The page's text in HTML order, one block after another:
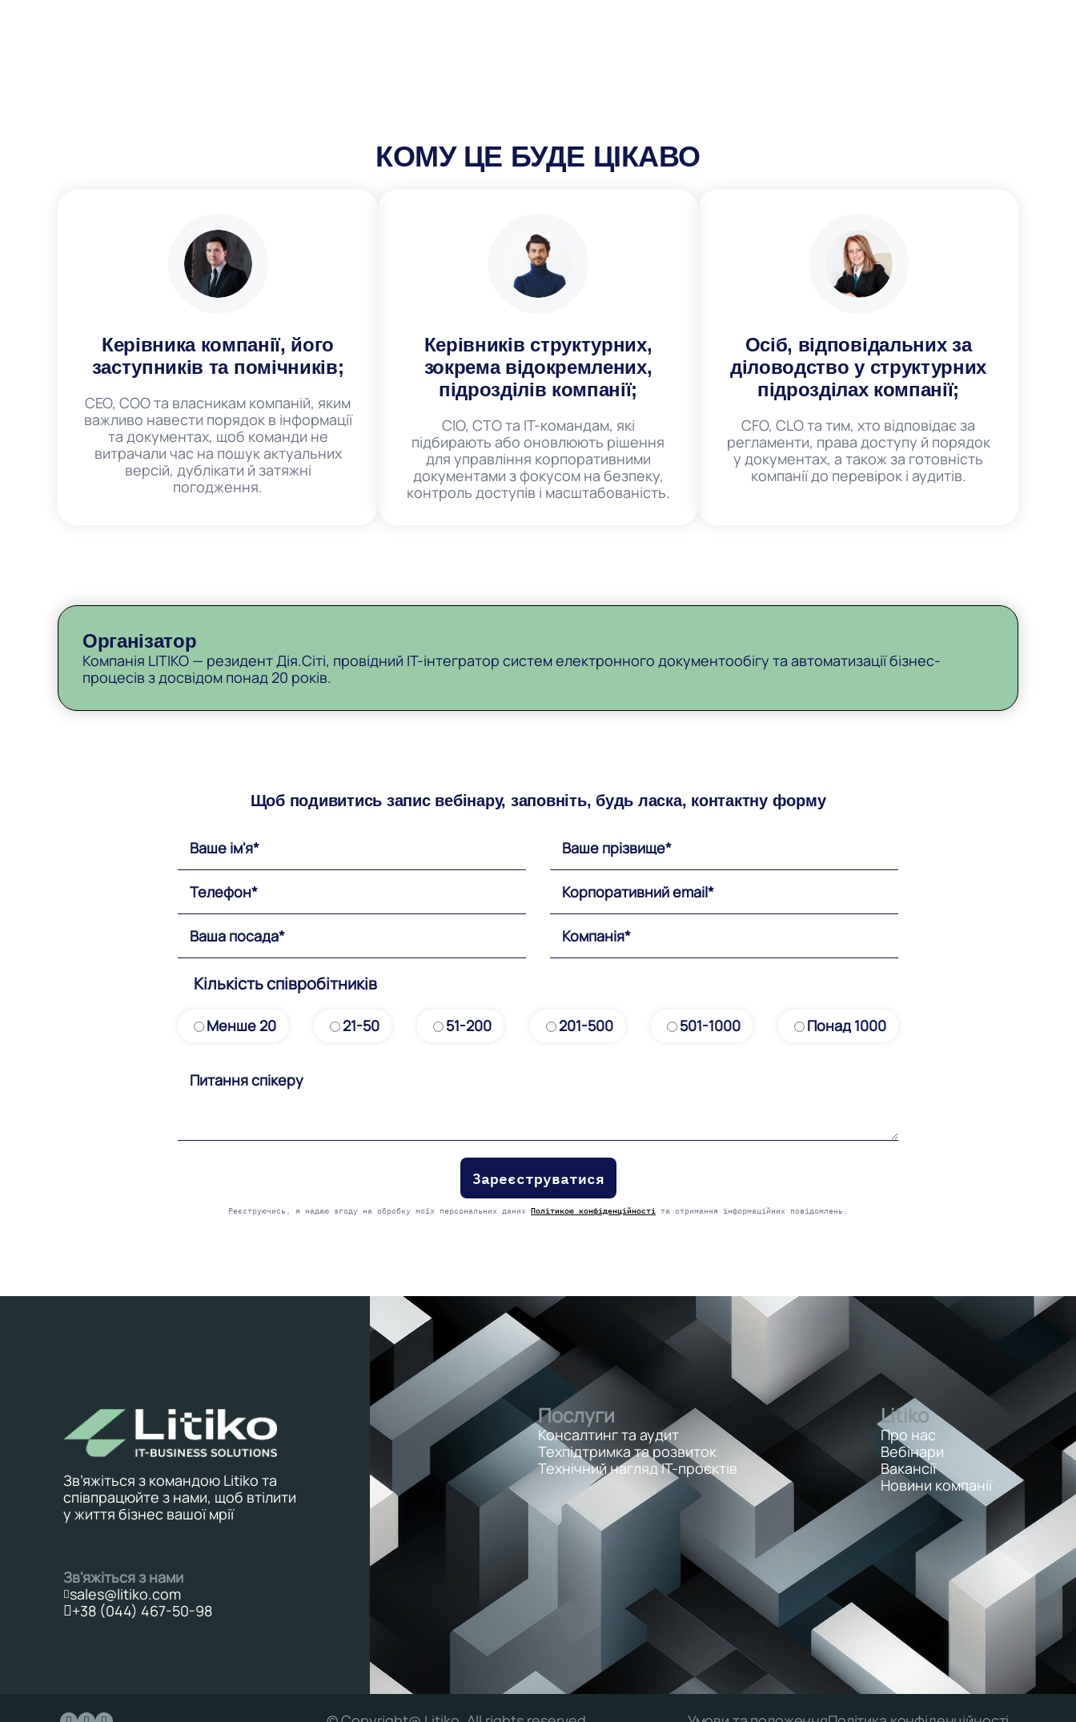
КОМУ ЦЕ БУДЕ ЦІКАВО
Керівника компанії, його
заступників та помічників;
CEO, COO та власникам компаній, яким
важливо навести порядок в інформації
та документах, щоб команди не
витрачали час на пошук актуальних
версій, дублікати й затяжні
погодження.
Керівників структурних,
зокрема відокремлених,
підрозділів компанії;
CIO, CTO та ІТ-командам, які
підбирають або оновлюють рішення
для управління корпоративними
документами з фокусом на безпеку,
контроль доступів і масштабованість.
Осіб, відповідальних за
діловодство у структурних
підрозділах компанії;
CFO, CLO та тим, хто відповідає за
регламенти, права доступу й порядок
у документах, а також за готовність
компанії до перевірок і аудитів.
Організатор
Компанія LITIKO — резидент Дія.Сіті, провідний ІТ-інтегратор систем електронного документообігу та автоматизації бізнес-
процесів з досвідом понад 20 років.
Щоб подивитись запис вебінару, заповніть, будь ласка, контактну форму
Кількість співробітників
Менше 20 21-50 51-200 201-500 501-1000 Понад 1000
Реєструючись, я надаю згоду на обробку моїх персональних даних Політикою конфіденційності та отримання інформаційних повідомлень.
Зв’яжіться з командою Litiko та
співпрацюйте з нами, щоб втілити
у життя бізнес вашої мрії
Зв'яжіться з нами
sales@litiko.com
+38 (044) 467-50-98
Послуги
Консалтинг та аудит
Техпідтримка та розвиток
Технічний нагляд ІТ-проєктів
Litiko
Про нас
Вебінари
Вакансії
Новини компанії